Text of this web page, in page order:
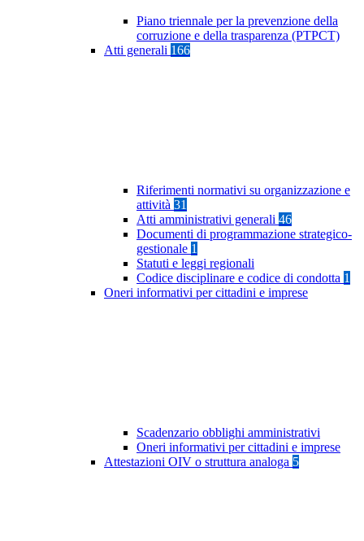
Piano triennale per la prevenzione della
corruzione e della trasparenza (PTPCT)
Atti generali 166
Riferimenti normativi su organizzazione e
attività 31
Atti amministrativi generali 46
Documenti di programmazione strategico-
gestionale 1
Statuti e leggi regionali
Codice disciplinare e codice di condotta 1
Oneri informativi per cittadini e imprese
Scadenzario obblighi amministrativi
Oneri informativi per cittadini e imprese
Attestazioni OIV o struttura analoga 5